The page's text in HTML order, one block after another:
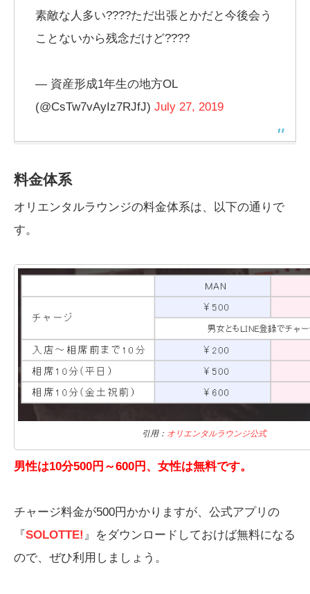
素敵な人多い????ただ出張とかだと今後会う
ことないから残念だけど????
— 資産形成1年生の地方OL
(@CsTw7vAyIz7RJfJ) July 27, 2019
料金体系
オリエンタルラウンジの料金体系は、以下の通りで
す。
引用： オリエンタルラウンジ公式
男性は10分500円～600円、女性は無料です。
チャージ料金が500円かかりますが、公式アプリの
『SOLOTTE! 』をダウンロードしておけば無料になる
ので、ぜひ利用しましょう。